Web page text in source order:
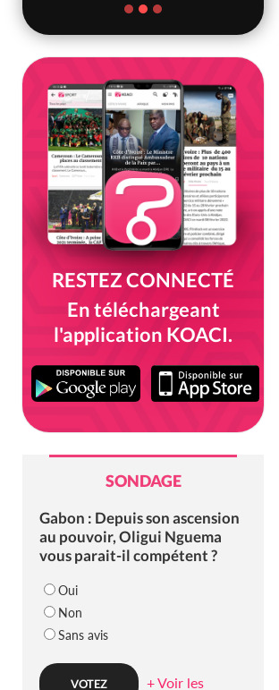
RESTEZ CONNECTÉ
En téléchargeant
l'application KOACI.
SONDAGE
Gabon : Depuis son ascension
au pouvoir, Oligui Nguema
vous parait-il compétent ?
Oui
Non
Sans avis
+ Voir les